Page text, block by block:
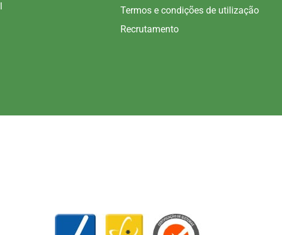
Termos e condições de utilização
Recrutamento